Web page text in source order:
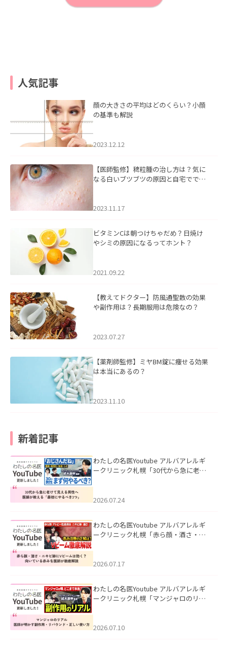
人気記事
顔の大きさの平均はどのくらい？小顔
の基準も解説
2023.12.12
【医師監修】稗粒腫の治し方は？気に
なる白いブツブツの原因と自宅ででき
2023.11.17
ビタミンCは朝つけちゃだめ？日焼け
やシミの原因になるってホント？
2021.09.22
【教えてドクター】防風通聖散の効果
や副作用は？長期服用は危険なの？
2023.07.27
【薬剤師監修】ミヤBM錠に痩せる効果
は本当にあるの？
2023.11.10
新着記事
わたしの名医Youtube アルバアレルギ
ークリニック札幌「30代から急に老け
た。
2026.07.24
わたしの名医Youtube アルバアレルギ
ークリニック札幌「赤ら顔・酒さ・ニ
した。
2026.07.17
わたしの名医Youtube アルバアレルギ
ークリニック札幌「マンジャロのリア
た。
2026.07.10